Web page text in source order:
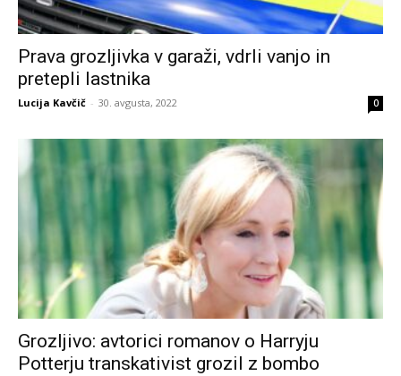
Prava grozljivka v garaži, vdrli vanjo in
pretepli lastnika
Lucija Kavčič - 30. avgusta, 2022 0
Grozljivo: avtorici romanov o Harryju
Potterju transkativist grozil z bombo